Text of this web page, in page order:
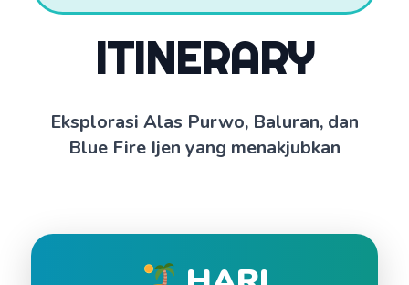
ITINERARY
Eksplorasi Alas Purwo, Baluran, dan
Blue Fire Ijen yang menakjubkan